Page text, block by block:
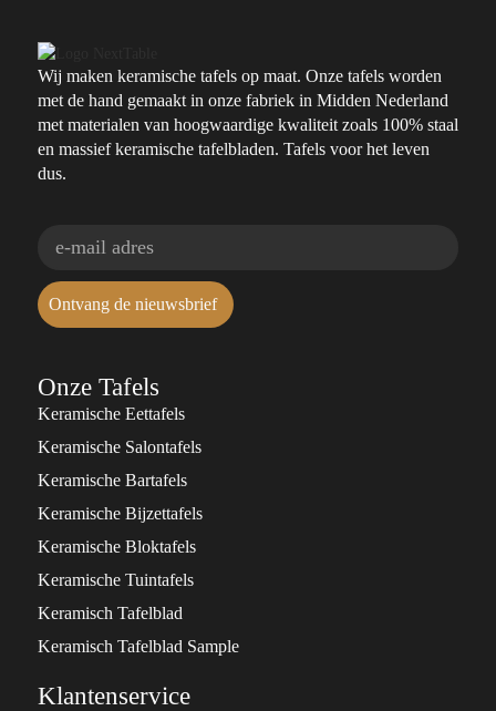
Ontvang de nieuwsbrief
Wij maken keramische tafels op maat. Onze tafels worden
met de hand gemaakt in onze fabriek in Midden Nederland
met materialen van hoogwaardige kwaliteit zoals 100% staal
en massief keramische tafelbladen. Tafels voor het leven
dus.
Onze Tafels
Keramische Eettafels
Keramische Salontafels
Keramische Bartafels
Keramische Bijzettafels
Keramische Bloktafels
Keramische Tuintafels
Keramisch Tafelblad
Keramisch Tafelblad Sample
Klantenservice